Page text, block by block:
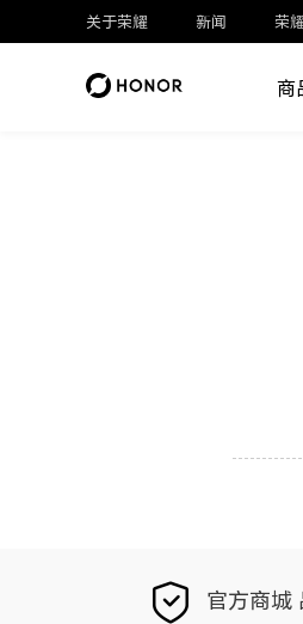
关于荣耀 新闻 荣
商
官方商城